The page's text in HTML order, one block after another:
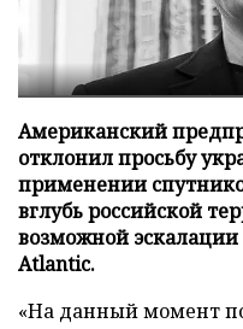
Американский
отклонил просьбу
применении
вглубь российской
возможной
Atlantic.
«На данный момент